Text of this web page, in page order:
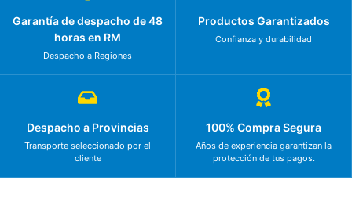
Garantía de despacho de 48
horas en RM
Despacho a Regiones
Productos Garantizados
Confianza y durabilidad
Despacho a Provincias
Transporte seleccionado por el
cliente
100% Compra Segura
Años de experiencia garantizan la
protección de tus pagos.